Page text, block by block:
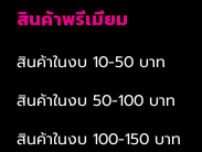
สินค้าพรีเมียม
สินค้าในงบ 10-50 บาท
สินค้าในงบ 50-100 บาท
สินค้าในงบ 100-150 บาท